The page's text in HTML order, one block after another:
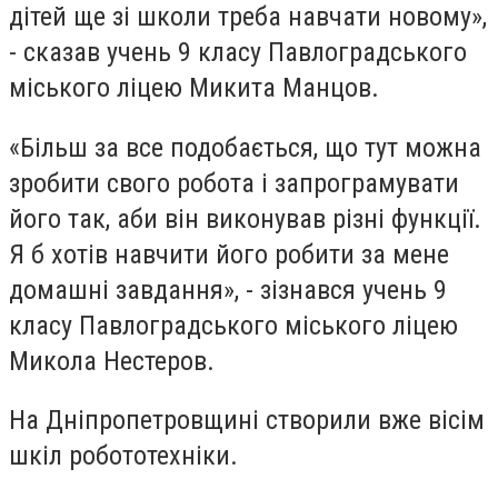
дітей ще зі школи треба навчати новому»,
- сказав учень 9 класу Павлоградського
міського ліцею Микита Манцов.
«Більш за все подобається, що тут можна
зробити свого робота і запрограмувати
його так, аби він виконував різні функції.
Я б хотів навчити його робити за мене
домашні завдання», - зізнався учень 9
класу Павлоградського міського ліцею
Микола Нестеров.
На Дніпропетровщині створили вже вісім
шкіл робототехніки.